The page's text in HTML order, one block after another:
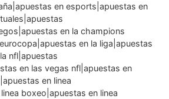
en esports|apuestas en
en la champions
en la liga|apuestas
nfl|apuestas
en las vegas nfl|apuestas en
en linea
boxeo|apuestas en linea